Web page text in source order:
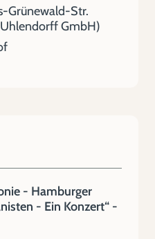
Grünewald-Str.
GmbH)
- Hamburger
- Ein Konzert“ -